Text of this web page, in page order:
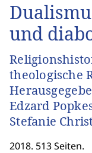
und
theologische
Edzard
Stefanie
2018. 513 Seiten.